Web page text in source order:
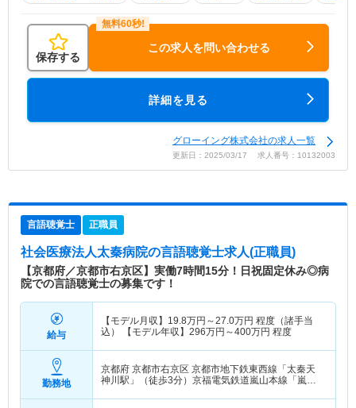
保存する
この求人を問い合わせる
詳細を見る
グローイング株式会社の求人一覧
更新日：2025/03/17 求人番号：10132003
言語聴覚士 正職員
社会医療法人太秦病院の言語聴覚士求人(正職員)
【京都府／京都市右京区】実働7時間15分！日祝固定休み◎病
院での言語聴覚士の募集です！
給与
【モデル月収】 19.8万円～27.0万円 程度（諸手当
込） 【モデル年収】 296万円～400万円 程度
勤務地
京都府 京都市右京区 京都市地下鉄東西線「太秦天
神川駅」（徒歩3分）京福電気鉄道嵐山本線「嵐電